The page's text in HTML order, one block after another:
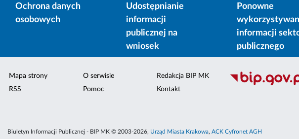
Ochrona danych
osobowych
Udostępnianie
informacji
publicznej na
wniosek
Ponowne
informacji
publicznego
Mapa strony
RSS
O serwisie
Pomoc
Redakcja BIP MK
Kontakt
Biuletyn Informacji Publicznej - BIP MK © 2003-2026, Urząd Miasta Krakowa, ACK Cyfronet AGH